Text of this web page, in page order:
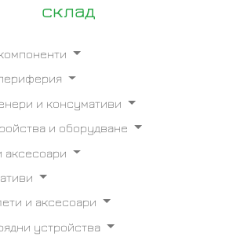
склад
и консумативи
и оборудване
аксесоари
и аксесоари
устройства